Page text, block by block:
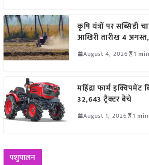
कृषि यंत्रों पर सब्सिडी
आखिरी तारीख 4
August 4, 2026 1
महिंद्रा फार्म
32,643 ट्रैक्टर बेचे
August 1, 2026 1
पशुपालन